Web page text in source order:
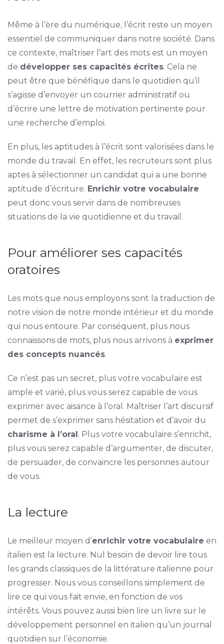
Même à l’ère du numérique, l’écrit reste un moyen
essentiel de communiquer dans notre société. Dans
ce contexte, maîtriser l’art des mots est un moyen
de développer ses capacités écrites. Cela ne
peut être que bénéfique dans le quotidien qu’il
s’agisse d’envoyer un courrier administratif ou
d’écrire une lettre de motivation pertinente pour
une recherche d’emploi.
En plus, les aptitudes à l’écrit sont valorisées dans le
monde du travail. En effet, les recruteurs sont plus
aptes à sélectionner un candidat qui a une bonne
aptitude d’écriture. Enrichir votre vocabulaire
peut donc vous servir dans de nombreuses
situations de la vie quotidienne et du travail.
Pour améliorer ses capacités
oratoires
Les mots que nous employons sont la traduction de
notre vision de notre monde intérieur et du monde
qui nous entoure. Par conséquent, plus nous
connaissons de mots, plus nous arrivons à exprimer
des concepts nuancés.
Ce n’est pas un secret, plus votre vocabulaire est
ample et varié, plus vous serez capable de vous
exprimer avec aisance à l’oral. Maîtriser l’art discursif
permet de s’exprimer sans hésitation et d’avoir du
charisme à l’oral. Plus votre vocabulaire s’enrichit,
plus vous serez capable d’argumenter, de discuter,
de persuader, de convaincre les personnes autour
de vous.
La lecture
Le meilleur moyen d’enrichir votre vocabulaire en
italien est la lecture. Nul besoin de devoir lire tous
les grands classiques de la littérature italienne pour
progresser. Nous vous conseillons simplement de
lire ce qui vous fait envie, en fonction de vos
intérêts. Vous pouvez aussi bien lire un livre sur le
développement personnel en italien qu’un journal
quotidien sur l’économie.